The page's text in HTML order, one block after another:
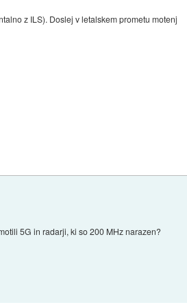
z ILS). Doslej v letalskem prometu motenj
5G in radarji, ki so 200 MHz narazen?